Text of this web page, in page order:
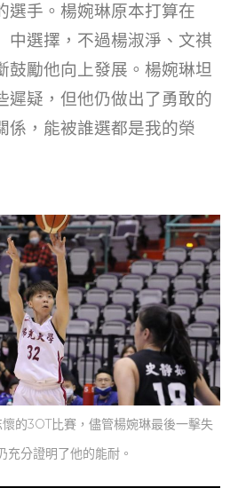
選手。楊婉琳原本打算在
中選擇，不過楊淑淨、文祺
鼓勵他向上發展。楊婉琳坦
遲疑，但他仍做出了勇敢的
係，能被誰選都是我的榮
的3OT比賽，儘管楊婉琳最後一擊失
充分證明了他的能耐。